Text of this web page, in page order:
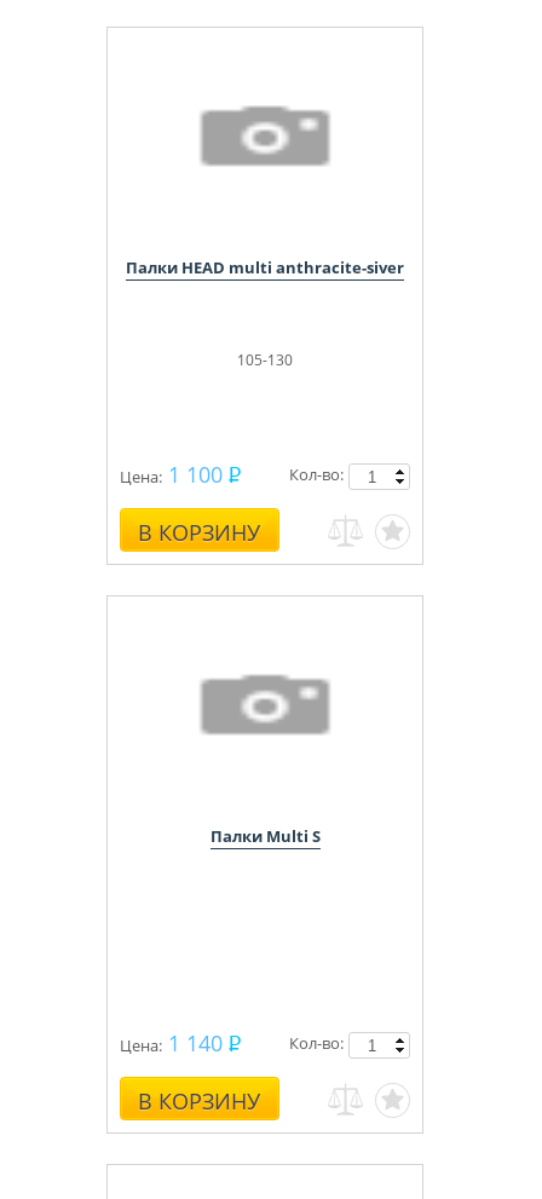
Палки HEAD multi anthracite-siver
105-130
Цена: 1 100
В КОРЗИНУ
Кол-во:
Палки Multi S
Цена: 1 140
В КОРЗИНУ
Кол-во: